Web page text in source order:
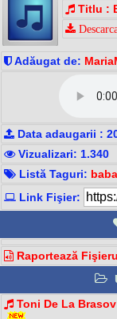
Titlu :
Adăugat de:
Data adaugarii :
Vizualizari: 1.340
Listă Taguri:
Link Fişier:
Raportează
Toni De La